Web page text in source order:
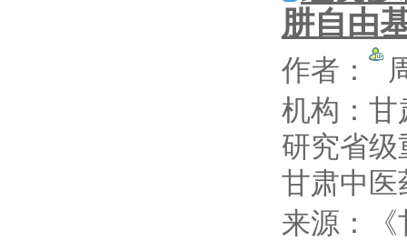
肼自由
作者：
机构：
研究省
甘肃中
来源：